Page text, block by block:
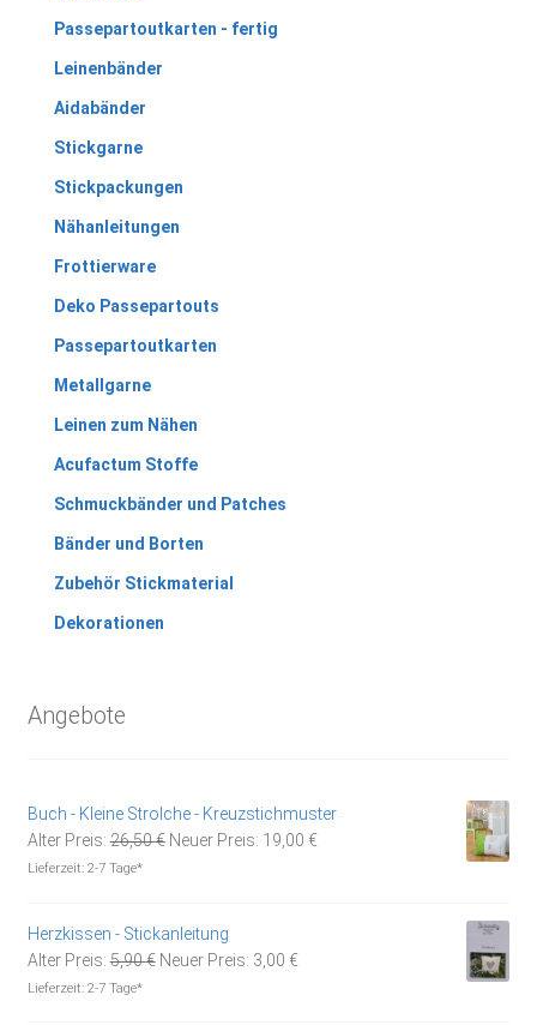
Passepartoutkarten - fertig
Leinenbänder
Aidabänder
Stickgarne
Stickpackungen
Nähanleitungen
Frottierware
Deko Passepartouts
Passepartoutkarten
Metallgarne
Leinen zum Nähen
Acufactum Stoffe
Schmuckbänder und Patches
Bänder und Borten
Zubehör Stickmaterial
Dekorationen
Angebote
Buch - Kleine Strolche - Kreuzstichmuster
Alter Preis: 26,50€ Ursprünglicher
Neuer Preis: 19,00 €Aktueller
Lieferzeit: 2-7 Tage*
Herzkissen - Stickanleitung
Alter Preis: 5,90€ Ursprünglicher
Neuer Preis: 3,00 €Aktueller
Lieferzeit: 2-7 Tage*